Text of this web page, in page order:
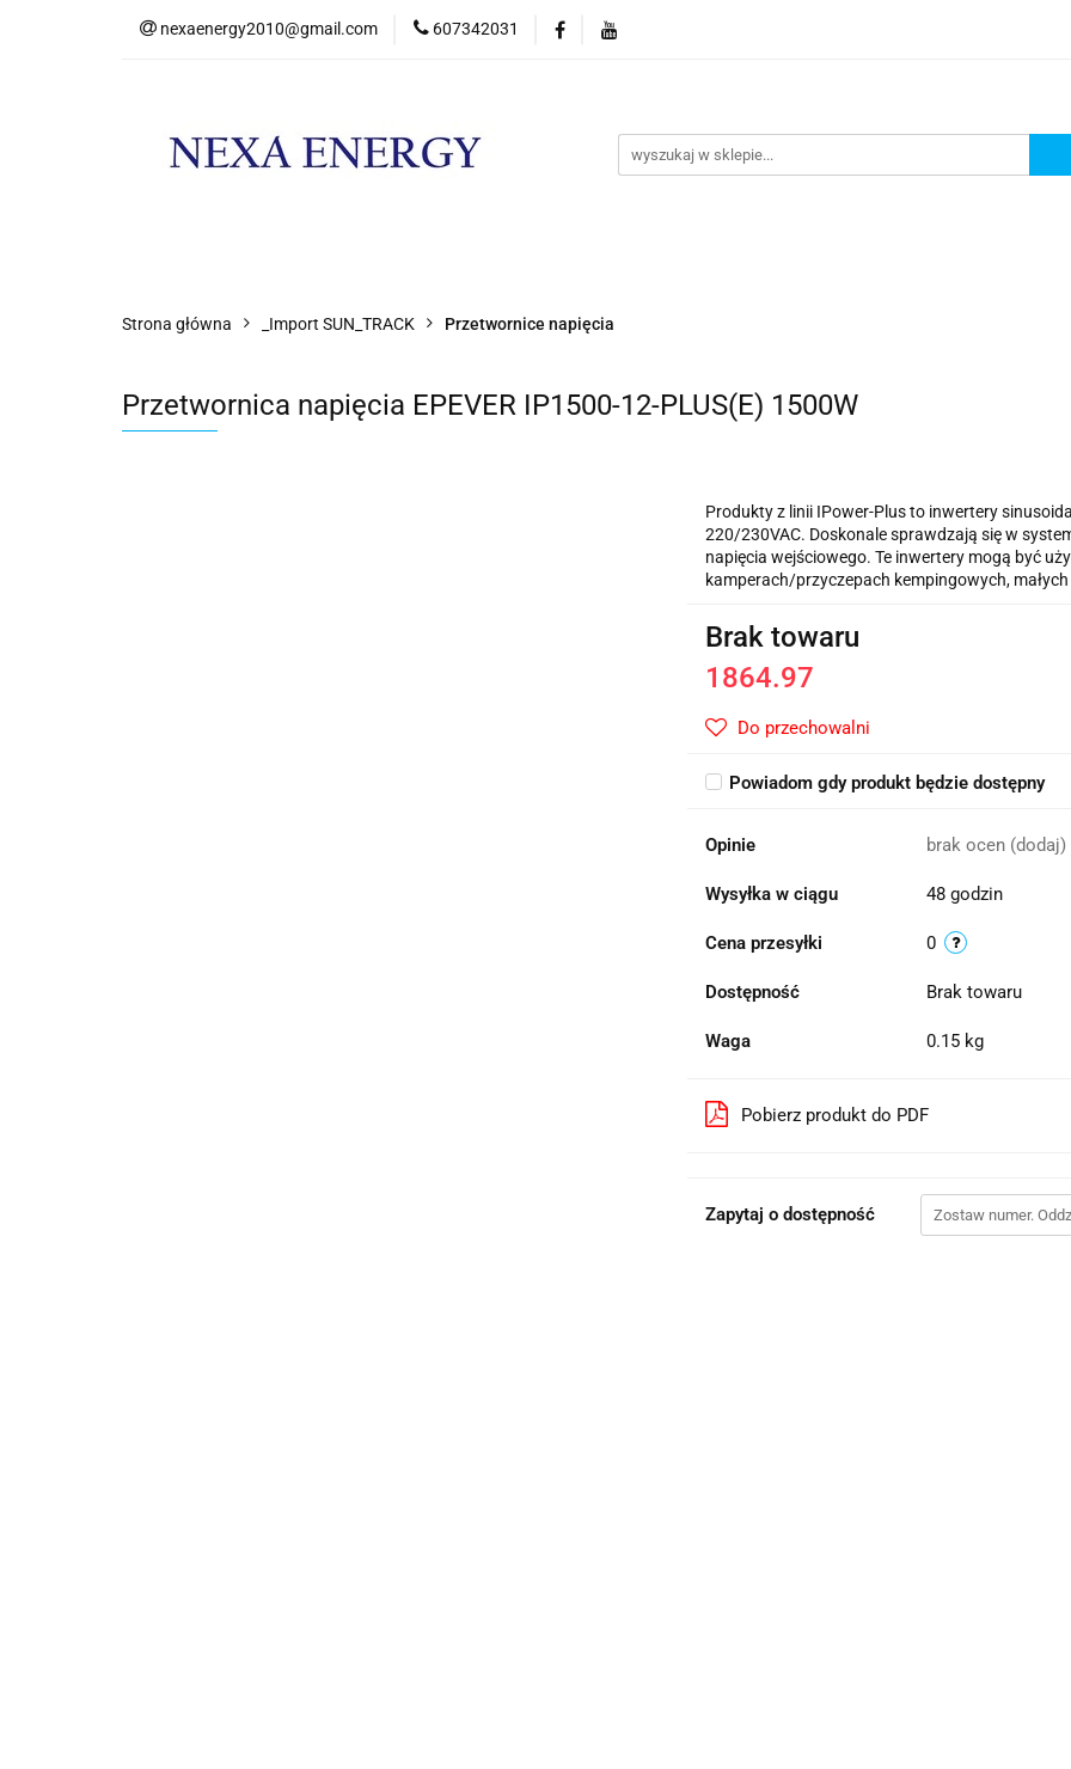
nexaenergy2010@gmail.com 607342031
Strona główna _Import SUN_TRACK Przetwornice napięcia
Przetwornica napięcia EPEVER IP1500-12-PLUS(E) 1500W
Produkty z linii IPower-Plus to inwertery
220/230VAC. Doskonale sprawdzają się w
napięcia wejściowego. Te inwertery mogą być
kamperach/przyczepach kempingowych,
Brak towaru
1864.97
Do przechowalni
Powiadom gdy produkt będzie dostępny
Opinie brak ocen (dodaj)
Wysyłka w ciągu 48 godzin
Cena przesyłki 0
Dostępność Brak towaru
Waga 0.15 kg
Pobierz produkt do PDF
Zapytaj o dostępność